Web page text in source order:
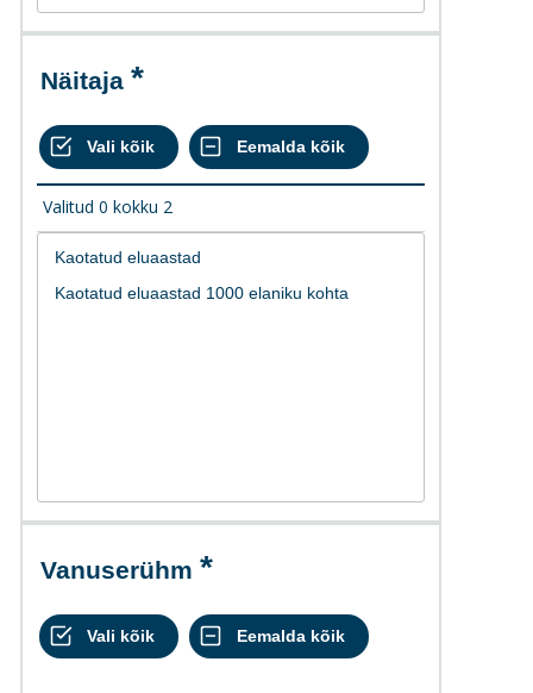
Näitaja
Valitud 0 kokku 2
Vanuserühm